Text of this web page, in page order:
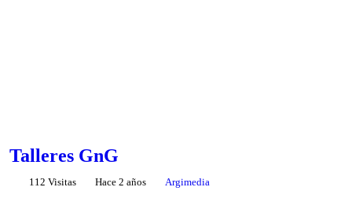
Talleres GnG
112 Visitas Hace 2 años Argimedia